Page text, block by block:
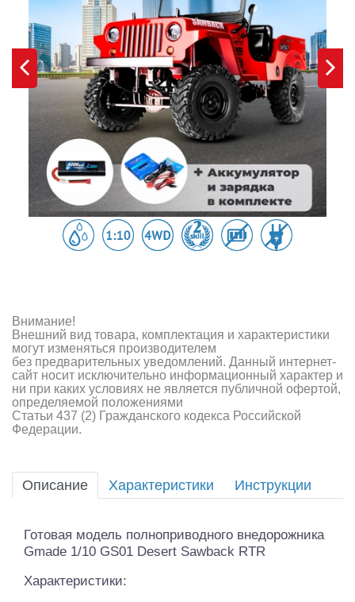
Технические жидкости
Инструмент,измерительные приборы,расходники
Оптовая продажа запчастей для моделей
Внимание!
Внешний вид товара, комплектация и характеристики
могут изменяться производителем
без предварительных уведомлений. Данный интернет-
сайт носит исключительно информационный характер и
ни при каких условиях не является публичной офертой,
определяемой положениями
Статьи 437 (2) Гражданского кодекса Российской
Федерации.
Описание Характеристики Инструкции
Готовая модель полноприводного внедорожника
Gmade 1/10 GS01 Desert Sawback RTR
Характеристики: